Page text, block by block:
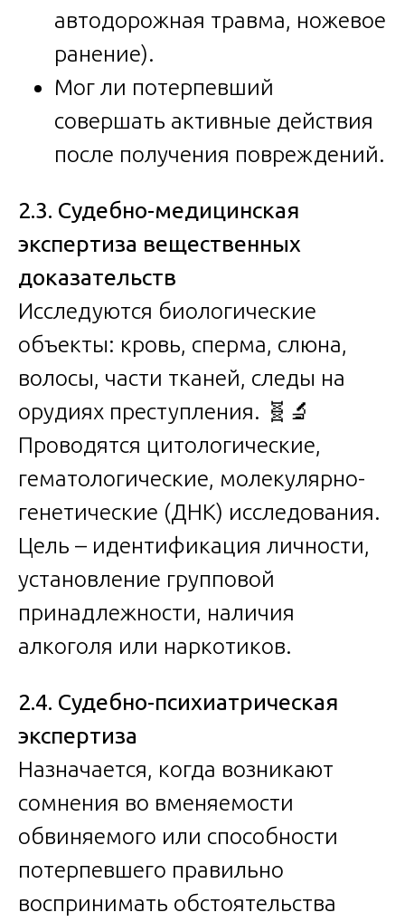
автодорожная травма, ножевое
ранение).
Мог ли потерпевший
совершать активные действия
после получения повреждений.
2.3. Судебно-медицинская
экспертиза вещественных
доказательств
Исследуются биологические
объекты: кровь, сперма, слюна,
волосы, части тканей, следы на
орудиях преступления. 🧬🔬
Проводятся цитологические,
гематологические, молекулярно-
генетические (ДНК) исследования.
Цель – идентификация личности,
установление групповой
принадлежности, наличия
алкоголя или наркотиков.
2.4. Судебно-психиатрическая
экспертиза
Назначается, когда возникают
сомнения во вменяемости
обвиняемого или способности
потерпевшего правильно
воспринимать обстоятельства